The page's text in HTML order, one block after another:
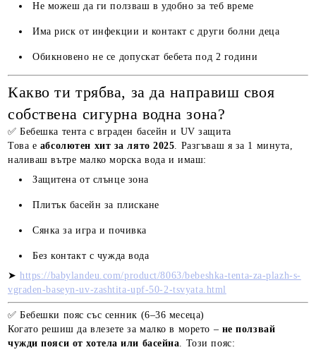
Не можеш да ги ползваш в удобно за теб време
Има риск от инфекции и контакт с други болни деца
Обикновено не се допускат бебета под 2 години
Какво ти трябва, за да направиш своя
собствена сигурна водна зона?
✅ Бебешка тента с вграден басейн и UV защита
Това е абсолютен хит за лято 2025. Разгъваш я за 1 минута,
наливаш вътре малко морска вода и имаш:
Защитена от слънце зона
Плитък басейн за плискане
Сянка за игра и почивка
Без контакт с чужда вода
➤https://babylandeu.com/product/8063/bebeshka-tenta-za-plazh-s-
vgraden-baseyn-uv-zashtita-upf-50-2-tsvyata.html
✅ Бебешки пояс със сенник (6–36 месеца)
Когато решиш да влезете за малко в морето – не ползвай
чужди пояси от хотела или басейна. Този пояс: